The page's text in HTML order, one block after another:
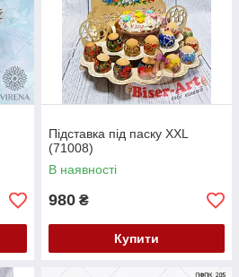
Підставка під паску XXL
(71008)
В наявності
980 ₴
Купити